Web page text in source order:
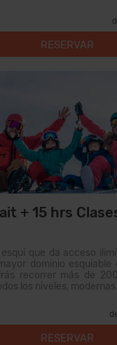
RESERVAR
+ 15 hrs
que da acceso
dominio esquiable
recorrer más de
los niveles,
RESERVAR